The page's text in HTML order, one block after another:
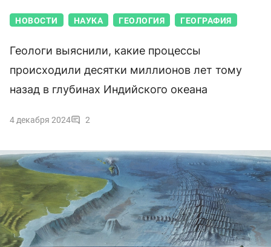
НОВОСТИ НАУКА ГЕОЛОГИЯ ГЕОГРАФИЯ
Геологи выяснили, какие процессы
происходили десятки миллионов лет тому
назад в глубинах Индийского океана
4 декабря 2024 2